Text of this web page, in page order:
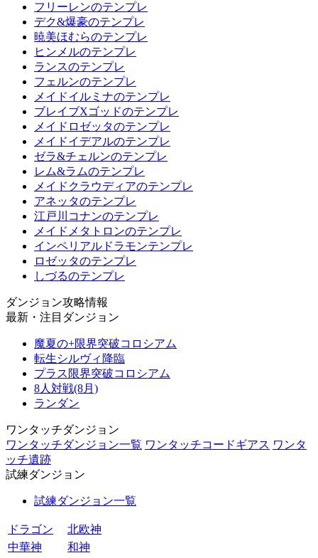
フリーレンのテンプレ
デク&爆豪のテンプレ
暁美ほむらのテンプレ
ヒンメルのテンプレ
ランスのテンプレ
フェルンのテンプレ
メイドイルミナのテンプレ
ブレイブXゴッドのテンプレ
メイドロゼッタのテンプレ
メイドイデアルのテンプレ
ゼラ&チェルンのテンプレ
レム&ラムのテンプレ
メイドクラウディアのテンプレ
アネッタのテンプレ
江戸川コナンのテンプレ
メイドメタトロンのテンプレ
インペリアルドラモンテンプレ
ロゼッタのテンプレ
しづるのテンプレ
ダンジョン攻略情報
最新・注目ダンジョン
魔夏の+限界突破コロシアム
転生シルヴィ降臨
プラス限界突破コロシアム
8人対戦(8月)
ランダン
ワンタッチダンジョン
ワンタッチダンジョン一覧 ワンタッチコードギアス ワンタ
ッチ遺跡
試練ダンジョン
試練ダンジョン一覧
ドラゴン
北欧神
中華神
和神